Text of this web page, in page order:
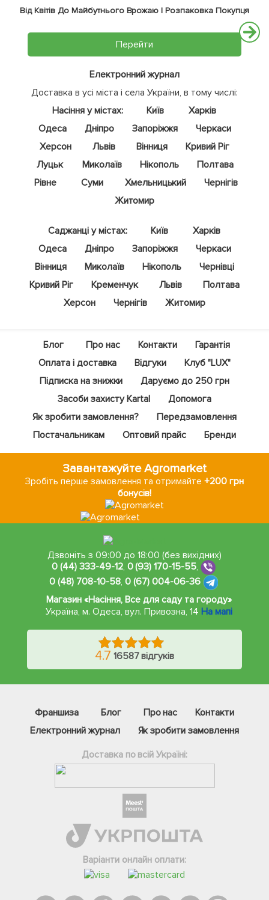
Від Квітів До Майбутнього Врожаю | Розпаковка Покупця
Перейти
Електронний журнал
Доставка в усі міста і села України, в тому числі:
Насіння у містах:
Київ
Харків
Одеса
Дніпро Запоріжжя
Черкаси
Херсон
Львів Вінниця
Кривий Ріг
Луцьк
Миколаїв Нікополь
Полтава
Рівне
Суми Хмельницький
Чернігів
Житомир
Саджанці у містах: Київ
Харків
Одеса
Дніпро Запоріжжя
Черкаси
Вінниця
Миколаїв Нікополь
Чернівці
Кривий Ріг
Кременчук Львів
Полтава
Херсон
Чернігів Житомир
Блог Про нас Контакти
Гарантія
Оплата і доставка
Відгуки
Клуб "LUX"
Підписка на знижки
Даруємо до 250 грн
Засоби захисту Kartal
Допомога
Як зробити замовлення?
Передзамовлення
Постачальникам
Оптовий прайс Бренди
Завантажуйте Agromarket
Зробіть перше замовлення та отримайте+200 грн
бонусів!
Дзвоніть з 09:00 до 18:00 (без вихідних)
0 (44) 333-49-12, 0 (93) 170-15-55,
0 (48) 708-10-58, 0 (67) 004-06-36
Магазин «Насіння, Все для саду та городу»
Україна, м. Одеса,вул. Привозна, 14 На мапі
4.7 16587 відгуків
Франшиза Блог Про нас
Контакти
Електронний журнал
Як зробити замовлення
Доставка по всій Україні:
Варіанти онлайн оплати:
Телеграм
Вайбер